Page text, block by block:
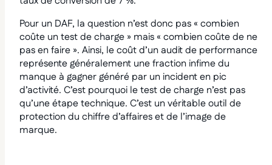
Pour un DAF, la question n’est donc pas « combien
coûte un test de charge » mais « combien coûte de ne
pas en faire ». Ainsi, le coût d’un audit de performance
représente généralement une fraction infime du
manque à gagner généré par un incident en pic
d’activité. C’est pourquoi le test de charge n’est pas
qu’une étape technique. C’est un véritable outil de
protection du chiffre d’affaires et de l’image de
marque.